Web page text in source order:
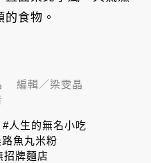
食物。
編輯／梁雯晶
#人生的無名小吃
魚丸米粉
招牌麵店